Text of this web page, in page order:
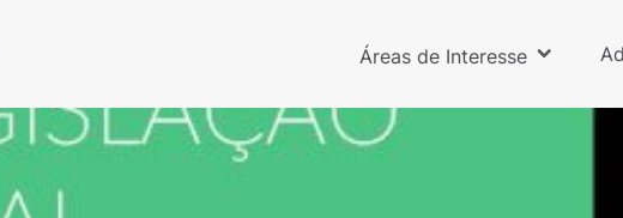
Áreas de Interesse